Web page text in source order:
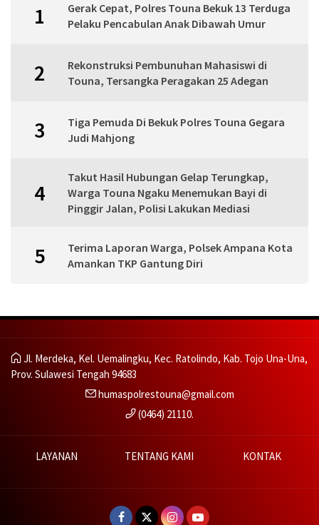
1
Gerak Cepat, Polres Touna Bekuk 13 Terduga
Pelaku Pencabulan Anak Dibawah Umur
2
Rekonstruksi Pembunuhan Mahasiswi di
Touna, Tersangka Peragakan 25 Adegan
3
Tiga Pemuda Di Bekuk Polres Touna Gegara
Judi Mahjong
4
Takut Hasil Hubungan Gelap Terungkap,
Warga Touna Ngaku Menemukan Bayi di
Pinggir Jalan, Polisi Lakukan Mediasi
5
Terima Laporan Warga, Polsek Ampana Kota
Amankan TKP Gantung Diri
Jl. Merdeka, Kel. Uemalingku, Kec. Ratolindo, Kab. Tojo Una-Una,
Prov. Sulawesi Tengah 94683
humaspolrestouna@gmail.com
(0464) 21110.
LAYANAN TENTANG KAMI KONTAK